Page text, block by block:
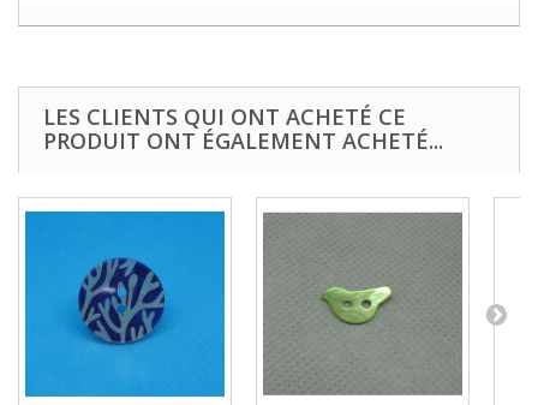
LES CLIENTS QUI ONT ACHETÉ CE
PRODUIT ONT ÉGALEMENT ACHETÉ...